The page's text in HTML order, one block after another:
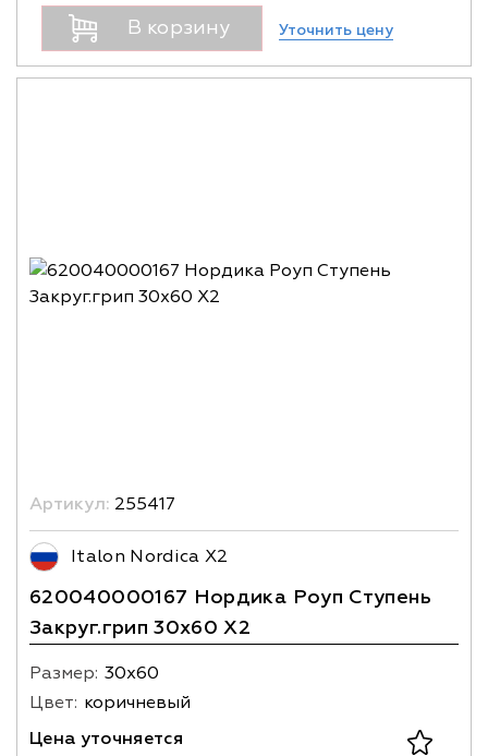
В корзину Уточнить цену
Артикул: 255417
Italon Nordica X2
620040000167 Нордика Роуп Ступень
Закруг.грип 30х60 X2
Размер: 30х60
Цвет: коричневый
Цена уточняется